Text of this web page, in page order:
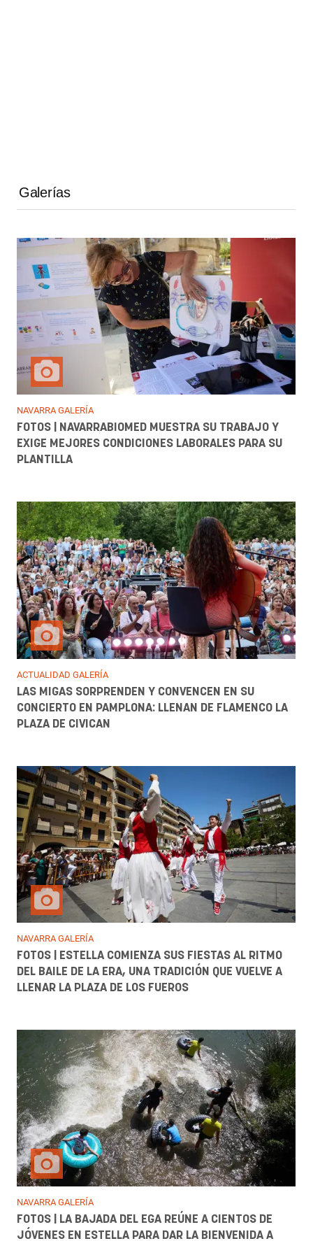
Galerías
NAVARRA GALERÍA
FOTOS | NAVARRABIOMED MUESTRA SU TRABAJO Y
EXIGE MEJORES CONDICIONES LABORALES PARA SU
PLANTILLA
ACTUALIDAD GALERÍA
LAS MIGAS SORPRENDEN Y CONVENCEN EN SU
CONCIERTO EN PAMPLONA: LLENAN DE FLAMENCO LA
PLAZA DE CIVICAN
NAVARRA GALERÍA
FOTOS | ESTELLA COMIENZA SUS FIESTAS AL RITMO
DEL BAILE DE LA ERA, UNA TRADICIÓN QUE VUELVE A
LLENAR LA PLAZA DE LOS FUEROS
NAVARRA GALERÍA
FOTOS | LA BAJADA DEL EGA REÚNE A CIENTOS DE
JÓVENES EN ESTELLA PARA DAR LA BIENVENIDA A